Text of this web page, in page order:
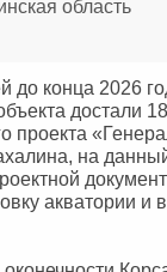
область
до конца 2026
достали
проекта
на
акватории и